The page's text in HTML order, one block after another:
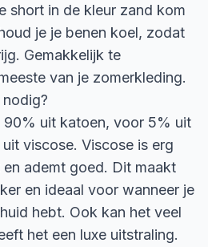
short in de kleur zand kom
je je benen koel, zodat
Gemakkelijk te
van je zomerkleding.
uit katoen, voor 5% uit
viscose. Viscose is erg
ademt goed. Dit maakt
en ideaal voor wanneer je
hebt. Ook kan het veel
het een luxe uitstraling.